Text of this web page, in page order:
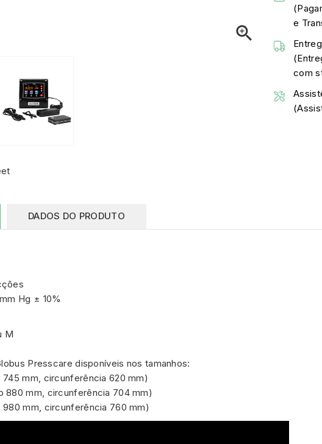

e
com
DADOS DO PRODUTO
Hg ± 10%
M
Presscare disponíveis nos tamanhos:
mm, circunferência 620 mm)
880 mm, circunferência 704 mm)
mm, circunferência 760 mm)